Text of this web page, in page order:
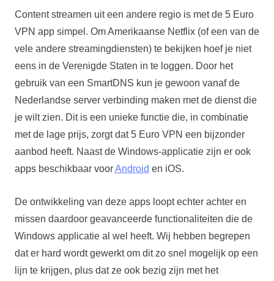
Content streamen uit een andere regio is met de 5 Euro
VPN app simpel. Om Amerikaanse Netflix (of een van de
vele andere streamingdiensten) te bekijken hoef je niet
eens in de Verenigde Staten in te loggen. Door het
gebruik van een SmartDNS kun je gewoon vanaf de
Nederlandse server verbinding maken met de dienst die
je wilt zien. Dit is een unieke functie die, in combinatie
met de lage prijs, zorgt dat 5 Euro VPN een bijzonder
aanbod heeft. Naast de Windows-applicatie zijn er ook
apps beschikbaar voorAndroid en iOS.
De ontwikkeling van deze apps loopt echter achter en
missen daardoor geavanceerde functionaliteiten die de
Windows applicatie al wel heeft. Wij hebben begrepen
dat er hard wordt gewerkt om dit zo snel mogelijk op een
lijn te krijgen, plus dat ze ook bezig zijn met het